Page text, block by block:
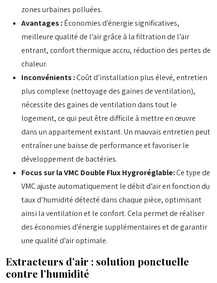
zones urbaines polluées.
Avantages :Économies d’énergie significatives,
meilleure qualité de l’air grâce à la filtration de l’air
entrant, confort thermique accru, réduction des pertes de
chaleur.
Inconvénients :Coût d’installation plus élevé, entretien
plus complexe (nettoyage des gaines de ventilation),
nécessite des gaines de ventilation dans tout le
logement, ce qui peut être difficile à mettre en œuvre
dans un appartement existant. Un mauvais entretien peut
entraîner une baisse de performance et favoriser le
développement de bactéries.
Focus sur la VMC Double Flux Hygroréglable:Ce type de
VMC ajuste automatiquement le débit d’air en fonction du
taux d’humidité détecté dans chaque pièce, optimisant
ainsi la ventilation et le confort. Cela permet de réaliser
des économies d’énergie supplémentaires et de garantir
une qualité d’air optimale.
Extracteurs d’air : solution ponctuelle
contre l’humidité